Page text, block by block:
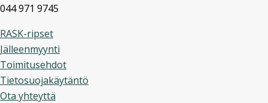
044 971 9745
RASK-ripset
Jälleenmyynti
Toimitusehdot
Tietosuojakäytäntö
Ota yhteyttä